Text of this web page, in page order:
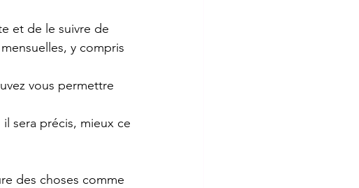
et de le suivre de
y compris
vous permettre
sera précis, mieux ce
des choses comme